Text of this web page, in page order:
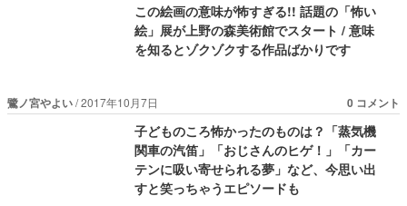
この絵画の意味が怖すぎる!! 話題の「怖い
絵」展が上野の森美術館でスタート / 意味
を知るとゾクゾクする作品ばかりです
鷺ノ宮やよい 2017年10月7日 0 コメント
子どものころ怖かったのものは？「蒸気機
関車の汽笛」「おじさんのヒゲ！」「カー
テンに吸い寄せられる夢」など、今思い出
すと笑っちゃうエピソードも